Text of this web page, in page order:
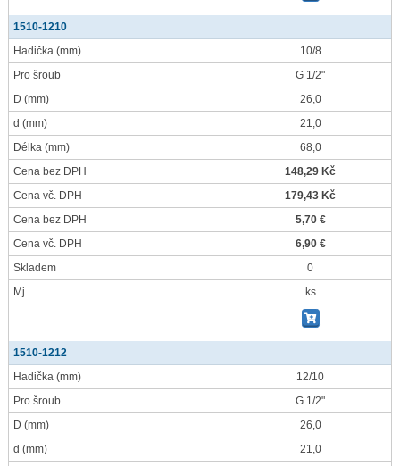
1510-1210
Hadička (mm)
10/8
Pro šroub
G 1/2"
D (mm)
26,0
d (mm)
21,0
Délka (mm)
68,0
Cena bez DPH
148,29 Kč
Cena vč. DPH
179,43 Kč
Cena bez DPH
5,70 €
Cena vč. DPH
6,90 €
Skladem
0
Mj
ks
1510-1212
Hadička (mm)
12/10
Pro šroub
G 1/2"
D (mm)
26,0
d (mm)
21,0